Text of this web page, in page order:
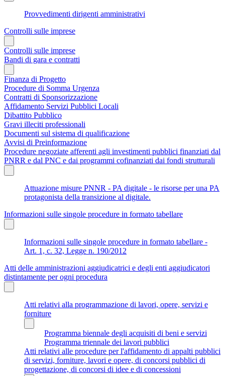
Provvedimenti dirigenti amministrativi
Controlli sulle imprese
Controlli sulle imprese
Bandi di gara e contratti
Finanza di Progetto
Procedure di Somma Urgenza
Contratti di Sponsorizzazione
Affidamento Servizi Pubblici Locali
Dibattito Pubblico
Gravi illeciti professionali
Documenti sul sistema di qualificazione
Avvisi di Preinformazione
Procedure negoziate afferenti agli investimenti pubblici finanziati dal
PNRR e dal PNC e dai programmi cofinanziati dai fondi strutturali
Attuazione misure PNNR - PA digitale - le risorse per una PA
protagonista della transizione al digitale.
Informazioni sulle singole procedure in formato tabellare
Informazioni sulle singole procedure in formato tabellare -
Art. 1, c. 32, Legge n. 190/2012
Atti delle amministrazioni aggiudicatrici e degli enti aggiudicatori
distintamente per ogni procedura
Atti relativi alla programmazione di lavori, opere, servizi e
forniture
Programma biennale degli acquisiti di beni e servizi
Programma triennale dei lavori pubblici
Atti relativi alle procedure per l'affidamento di appalti pubblici
di servizi, forniture, lavori e opere, di concorsi pubblici di
progettazione, di concorsi di idee e di concessioni